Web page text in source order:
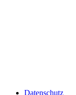
Datenschutz